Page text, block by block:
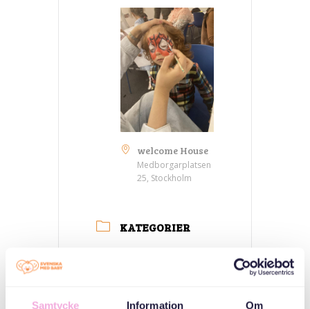
Samtycke Information Om
welcome House
Medborgarplatsen
25, Stockholm
KATEGORIER